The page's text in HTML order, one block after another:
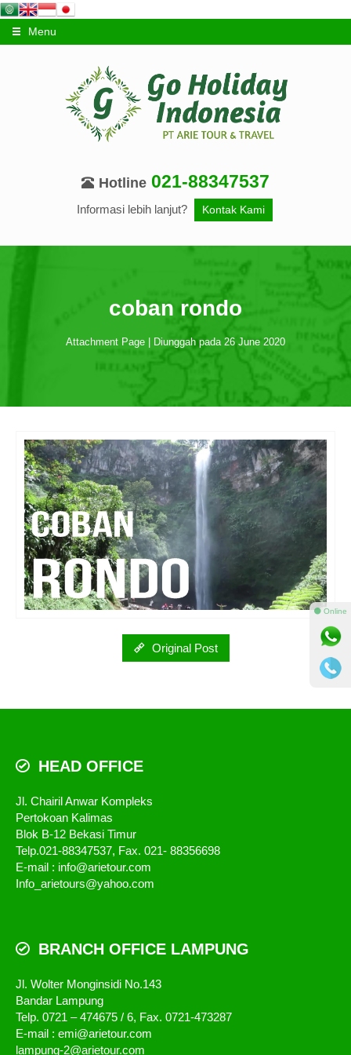
Menu
Hotline 021-88347537
Informasi lebih lanjut? Kontak Kami
coban rondo
Attachment Page | Diunggah pada 26 June 2020
Original Post
HEAD OFFICE
Jl. Chairil Anwar Kompleks
Pertokoan Kalimas
Blok B-12 Bekasi Timur
Telp.021-88347537, Fax. 021- 88356698
E-mail : info@arietour.com
Info_arietours@yahoo.com
BRANCH OFFICE LAMPUNG
Jl. Wolter Monginsidi No.143
Bandar Lampung
Telp. 0721 – 474675 / 6, Fax. 0721-473287
E-mail : emi@arietour.com
lampung-2@arietour.com
⚫ Online